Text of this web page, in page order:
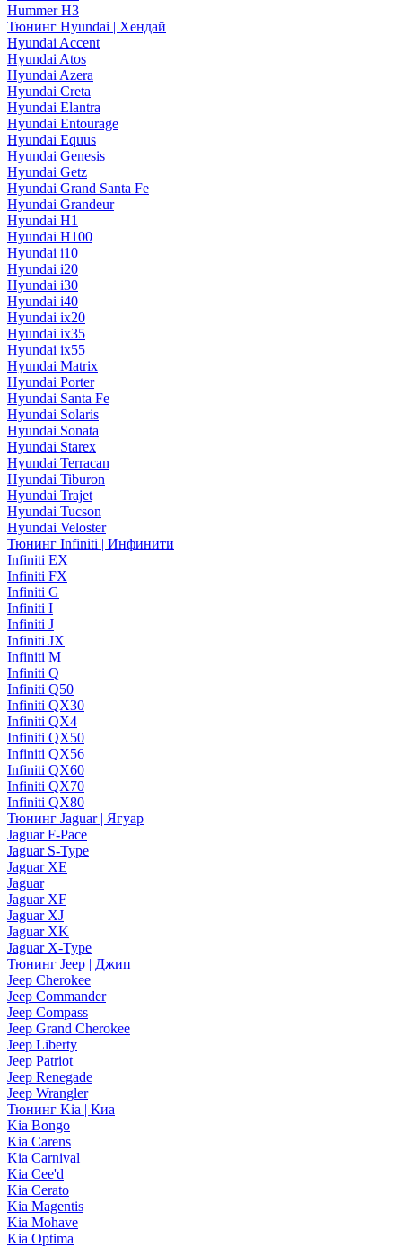
Hummer H3
Тюнинг Hyundai | Хендай
Hyundai Accent
Hyundai Atos
Hyundai Azera
Hyundai Creta
Hyundai Elantra
Hyundai Entourage
Hyundai Equus
Hyundai Genesis
Hyundai Getz
Hyundai Grand Santa Fe
Hyundai Grandeur
Hyundai H1
Hyundai H100
Hyundai i10
Hyundai i20
Hyundai i30
Hyundai i40
Hyundai ix20
Hyundai ix35
Hyundai ix55
Hyundai Matrix
Hyundai Porter
Hyundai Santa Fe
Hyundai Solaris
Hyundai Sonata
Hyundai Starex
Hyundai Terracan
Hyundai Tiburon
Hyundai Trajet
Hyundai Tucson
Hyundai Veloster
Тюнинг Infiniti | Инфинити
Infiniti EX
Infiniti FX
Infiniti G
Infiniti I
Infiniti J
Infiniti JX
Infiniti M
Infiniti Q
Infiniti Q50
Infiniti QX30
Infiniti QX4
Infiniti QX50
Infiniti QX56
Infiniti QX60
Infiniti QX70
Infiniti QX80
Тюнинг Jaguar | Ягуар
Jaguar F-Pace
Jaguar S-Type
Jaguar XE
Jaguar
Jaguar XF
Jaguar XJ
Jaguar XK
Jaguar X-Type
Тюнинг Jeep | Джип
Jeep Cherokee
Jeep Commander
Jeep Compass
Jeep Grand Cherokee
Jeep Liberty
Jeep Patriot
Jeep Renegade
Jeep Wrangler
Тюнинг Kia | Киа
Kia Bongo
Kia Carens
Kia Carnival
Kia Cee'd
Kia Cerato
Kia Magentis
Kia Mohave
Kia Optima